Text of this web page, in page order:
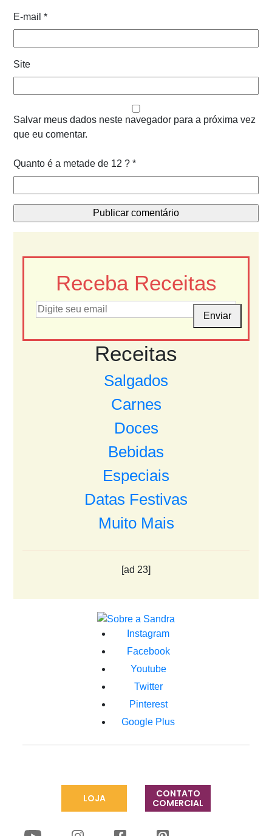
E-mail*
Site
Salvar meus dados neste navegador para a próxima vez
que eu comentar.
Quanto é a metade de 12 ? *
Receba Receitas
Enviar
Receitas
Salgados
Carnes
Doces
Bebidas
Especiais
Datas Festivas
Muito Mais
[ad 23]
Instagram
Facebook
Youtube
Twitter
Pinterest
Google Plus
LOJA
CONTATO
COMERCIAL